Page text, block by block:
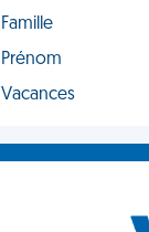
Famille
Prénom
Vacances